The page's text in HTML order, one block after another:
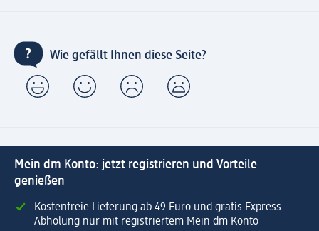
Wie gefällt Ihnen diese Seite?
Mein dm Konto: jetzt registrieren und Vorteile
genießen
Kostenfreie Lieferung ab 49 Euro und gratis Express-
Abholung nur mit registriertem Mein dm Konto